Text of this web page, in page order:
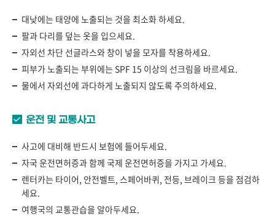
대낮에는 태양에 노출되는 것을 최소화 하세요.
팔과 다리를 덮는 옷을 입으세요.
자외선 차단 선글라스와 창이 넣을 모자를 착용하세요.
피부가 노출되는 부위에는 SPF 15 이상의 선크림을 바르세요.
물에서 자외선에 과다하게 노출되지 않도록 주의하세요.
운전 및 교통사고
사고에 대비해 반드시 보험에 들어두세요.
자국 운전면허증과 함께 국제 운전면허증을 가지고 가세요.
렌터카는 타이어, 안전벨트, 스페어바퀴, 전등, 브레이크 등을 점검하
세요.
여행국의 교통관습을 알아두세요.